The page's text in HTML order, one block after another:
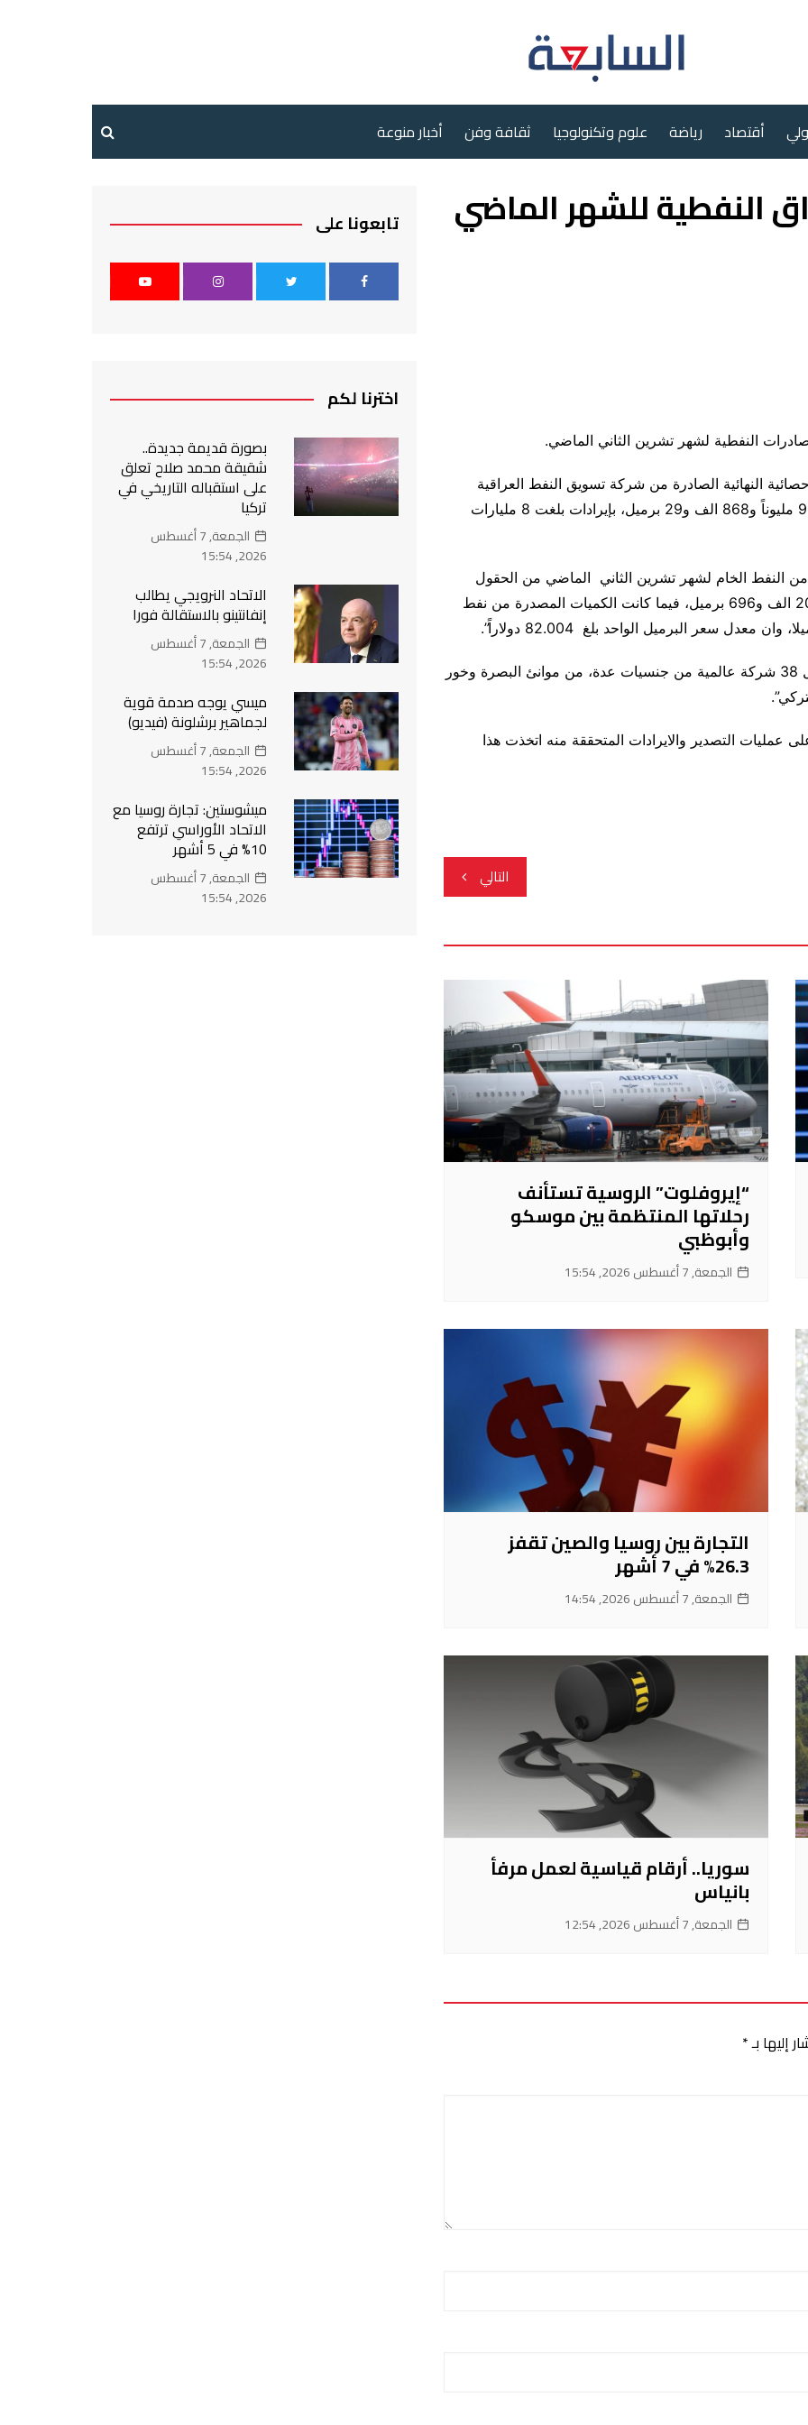
أقتصاد رياضة علوم وتكنولوجيا ثقافة وفن أخبار منوعة
النفطية للشهر الماضي
للصادرات النفطية لشهر تشرين الثاني الماضي.
النهائية الصادرة من شركة تسويق النفط العراقية
سومـو، حيث بلغت كمية الصادرات من النفط الخام 99 مليوناً و868 الف و29 برميل، بإيرادات بلغت 8 مليارات
النفط الخام لشهر تشرين الثاني الماضي من الحقول
النفطية في وسط وجنوب العراق بلغت 97 مليوناً و204 الف و696 برميل، فيما كانت الكميات المصدرة من نفط
وأوضحت أن “الكميات المصدرة قد تم تحميلها من قبل 38 شركة عالمية من جنسيات عدة، من موانئ البصرة وخور
عمليات التصدير والايرادات المتحققة منه اتخذت هذا
التالي
“إيروفلوت” الروسية تستأنف
رحلاتها المنتظمة بين موسكو
وأبوظبي
الجمعة, 7 أغسطس 2026, 15:54
التجارة بين روسيا والصين تقفز
26.3% في 7 أشهر
الجمعة, 7 أغسطس 2026, 14:54
سوريا.. أرقام قياسية لعمل مرفأ
بانياس
الجمعة, 7 أغسطس 2026, 12:54
إليها بـ*
تابعونا على
اخترنا لكم
بصورة قديمة جديدة..
شقيقة محمد صلاح تعلق
على استقباله التاريخي في
تركيا
الجمعة, 7 أغسطس
2026, 15:54
الاتحاد النرويجي يطالب
إنفانتينو بالاستقالة فورا
الجمعة, 7 أغسطس
2026, 15:54
ميسي يوجه صدمة قوية
لجماهير برشلونة (فيديو)
الجمعة, 7 أغسطس
2026, 15:54
ميشوستين: تجارة روسيا مع
الاتحاد الأوراسي ترتفع
10% في 5 أشهر
الجمعة, 7 أغسطس
2026, 15:54